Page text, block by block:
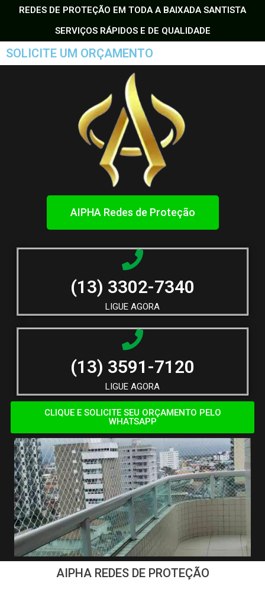
REDES DE PROTEÇÃO EM TODA A BAIXADA SANTISTA
SERVIÇOS RÁPIDOS E DE QUALIDADE
SOLICITE UM ORÇAMENTO
AIPHA Redes de Proteção
(13) 3302-7340
LIGUE AGORA
(13) 3591-7120
LIGUE AGORA
CLIQUE E SOLICITE SEU ORÇAMENTO PELO
WHATSAPP
AIPHA REDES DE PROTEÇÃO